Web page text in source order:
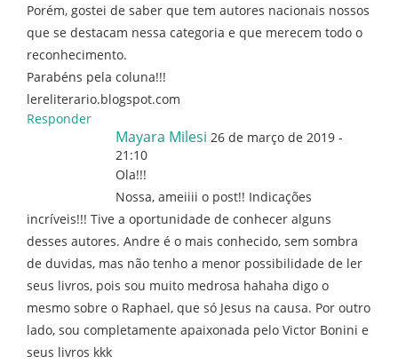
Porém, gostei de saber que tem autores nacionais nossos
que se destacam nessa categoria e que merecem todo o
reconhecimento.
Parabéns pela coluna!!!
lereliterario.blogspot.com
Responder
Mayara Milesi 26 de março de 2019 -
21:10
Ola!!!
Nossa, ameiiii o post!! Indicações
incríveis!!! Tive a oportunidade de conhecer alguns
desses autores. Andre é o mais conhecido, sem sombra
de duvidas, mas não tenho a menor possibilidade de ler
seus livros, pois sou muito medrosa hahaha digo o
mesmo sobre o Raphael, que só Jesus na causa. Por outro
lado, sou completamente apaixonada pelo Victor Bonini e
seus livros kkk